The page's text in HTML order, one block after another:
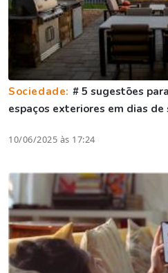
Sociedade: # 5 sugestões
espaços exteriores em dias de
10/06/2025 às 17:24